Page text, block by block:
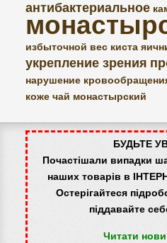
антибактериальное
избыточной вес киста
укрепление зрения
нарушение
коже чай монастырский
БУДЬТЕ
Почастішали випадки
наших товарів в
Остерігайтеся
піддавайте
Читати